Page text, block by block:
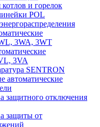
и горелок
POL
3WA, 3WT
3VA
SENTRON
автоматические
защитного отключения
защиты от